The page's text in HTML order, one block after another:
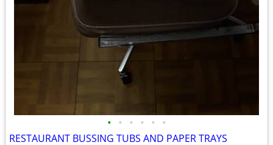
• • • • • •
RESTAURANT BUSSING TUBS AND PAPER TRAYS